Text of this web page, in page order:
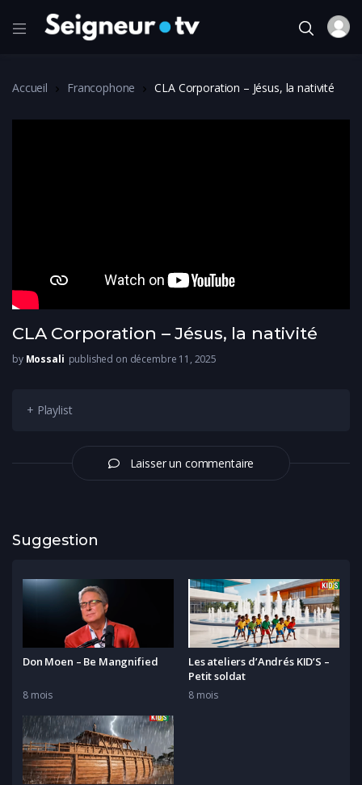
Accueil Francophone CLA Corporation – Jésus, la nativité
CLA Corporation – Jésus, la nativité
by Mossali published on décembre 11, 2025
+ Playlist
Laisser un commentaire
Suggestion
Don Moen – Be Mangnified
8 mois
Les ateliers d’Andrés KID’S –
Petit soldat
8 mois